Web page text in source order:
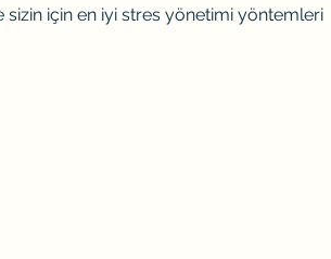
sizin için en iyi stres yönetimi yöntemleri